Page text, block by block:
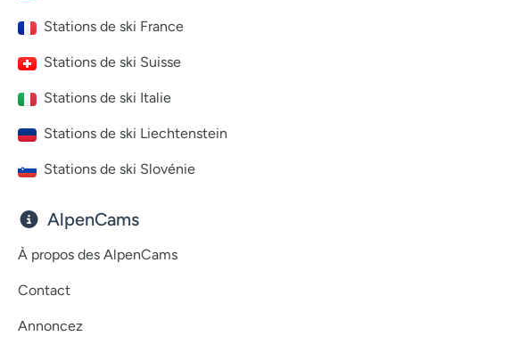
Stations de ski France
Stations de ski Suisse
Stations de ski Italie
Stations de ski Liechtenstein
Stations de ski Slovénie
AlpenCams
À propos des AlpenCams
Contact
Annoncez